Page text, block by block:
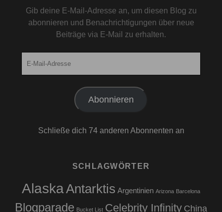
Gib deine E-Mail-Adresse an, um diesen Blog zu
abonnieren und Benachrichtigungen über neue
Beiträge via E-Mail zu erhalten.
Abonnieren
Schließe dich 74 anderen Abonnenten an
SCHLAGWÖRTER
AlaskaAntarktis Argentinien Arizona Barcelona
Blogparade Bucket List Celebrity Infinity China